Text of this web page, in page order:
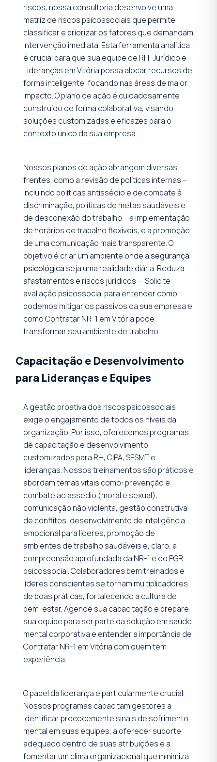
riscos, nossa consultoria desenvolve uma
matriz de riscos psicossociais que permite
classificar e priorizar os fatores que demandam
intervenção imediata. Esta ferramenta analítica
é crucial para que sua equipe de RH, Jurídico e
Lideranças em Vitória possa alocar recursos de
forma inteligente, focando nas áreas de maior
impacto. O plano de ação é cuidadosamente
construído de forma colaborativa, visando
soluções customizadas e eficazes para o
contexto único da sua empresa.
Nossos planos de ação abrangem diversas
frentes, como a revisão de políticas internas –
incluindo políticas antissédio e de combate à
discriminação, políticas de metas saudáveis e
de desconexão do trabalho – a implementação
de horários de trabalho flexíveis, e a promoção
de uma comunicação mais transparente. O
objetivo é criar um ambiente onde asegurança
psicológica seja uma realidade diária. Reduza
afastamentos e riscos jurídicos — Solicite
avaliação psicossocial para entender como
podemos mitigar os passivos da sua empresa e
como Contratar NR-1 em Vitória pode
transformar seu ambiente de trabalho.
Capacitação e Desenvolvimento
para Lideranças e Equipes
A gestão proativa dos riscos psicossociais
exige o engajamento de todos os níveis da
organização. Por isso, oferecemos programas
de capacitação e desenvolvimento
customizados para RH, CIPA, SESMT e
lideranças. Nossos treinamentos são práticos e
abordam temas vitais como: prevenção e
combate ao assédio (moral e sexual),
comunicação não violenta, gestão construtiva
de conflitos, desenvolvimento de inteligência
emocional para líderes, promoção de
ambientes de trabalho saudáveis e, claro, a
compreensão aprofundada da NR-1 e do PGR
psicossocial. Colaboradores bem treinados e
líderes conscientes se tornam multiplicadores
de boas práticas, fortalecendo a cultura de
bem-estar. Agende sua capacitação e prepare
sua equipe para ser parte da solução em saúde
mental corporativa e entender a importância de
Contratar NR-1 em Vitória com quem tem
experiência.
O papel da liderança é particularmente crucial.
Nossos programas capacitam gestores a
identificar precocemente sinais de sofrimento
mental em suas equipes, a oferecer suporte
adequado dentro de suas atribuições e a
fomentar um clima organizacional que minimiza